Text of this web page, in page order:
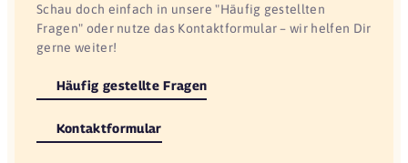
Schau doch einfach in unsere "Häufig gestellten
Fragen" oder nutze das Kontaktformular – wir helfen Dir
gerne weiter!
Häufig gestellte Fragen
Kontaktformular